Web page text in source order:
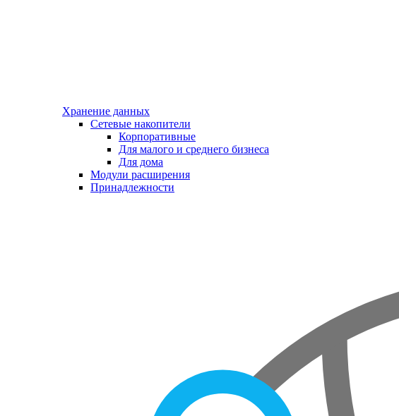
Хранение данных
Сетевые накопители
Корпоративные
Для малого и среднего бизнеса
Для дома
Модули расширения
Принадлежности